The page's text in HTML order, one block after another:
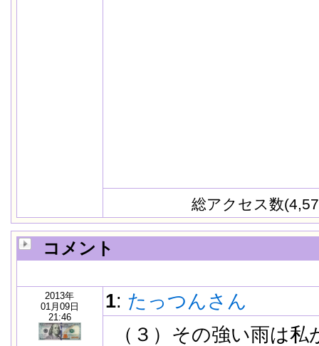
総アクセス数
コメント
2013年
01月09日
21:46
1: たっつんさん
（３）その強い雨は